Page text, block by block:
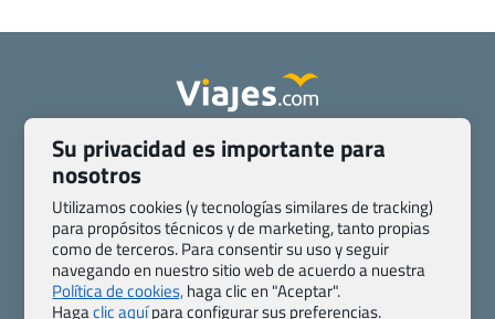
Quienes somos
Contacto
Pasaporte, Visado, Salud y otras disposiciones específicas
Blog de Viajes.com
Registro de agencias
Preguntas frecuentes
Condiciones generales
Política de privacidad y cookies
Transparencia
Todas las páginas – sitemap
Su privacidad es importante para
nosotros
Utilizamos cookies (y tecnologías similares de tracking)
para propósitos técnicos y de marketing, tanto propias
como de terceros. Para consentir su uso y seguir
navegando en nuestro sitio web de acuerdo a nuestra
Política de cookies,haga clic en "Aceptar".
Hagaclic aquípara configurar sus preferencias.